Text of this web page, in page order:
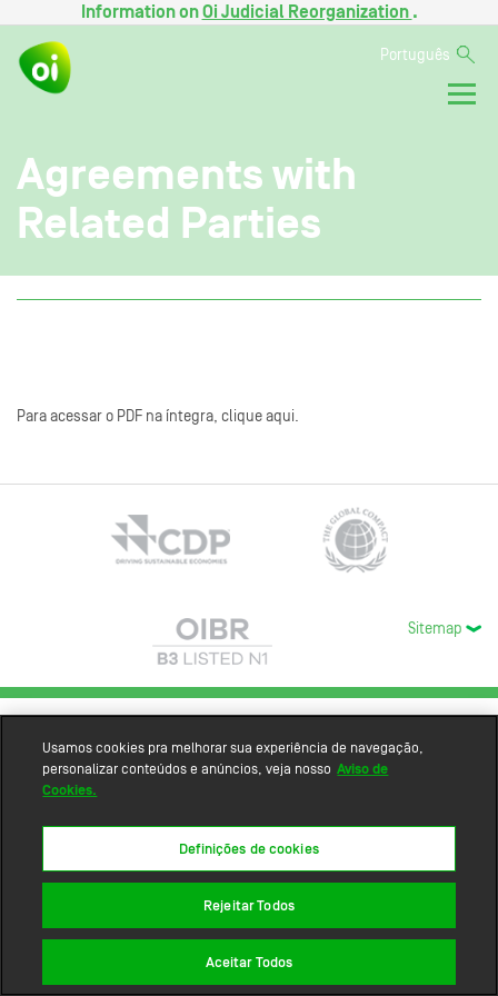
Information onOi Judicial Reorganization .
Português
Agreements with
Related Parties
Para acessar o PDF na íntegra, clique aqui.
Sitemap
Usamos cookies pra melhorar sua experiência de navegação,
personalizar conteúdos e anúncios, veja nosso Aviso de
Cookies.
Definições de cookies
Rejeitar Todos
Aceitar Todos